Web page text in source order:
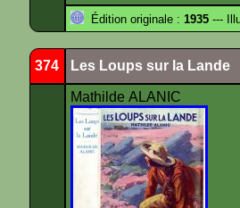
Édition originale : 1935 ---
374 Les Loups sur la Lande
Mathilde ALANIC